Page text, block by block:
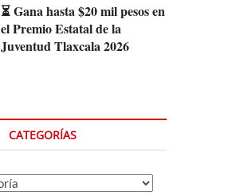
⏳ Gana hasta $20 mil pesos en
el Premio Estatal de la
Juventud Tlaxcala 2026
CATEGORÍAS